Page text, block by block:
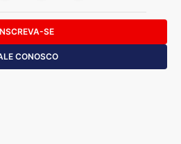
SE
CONOSCO